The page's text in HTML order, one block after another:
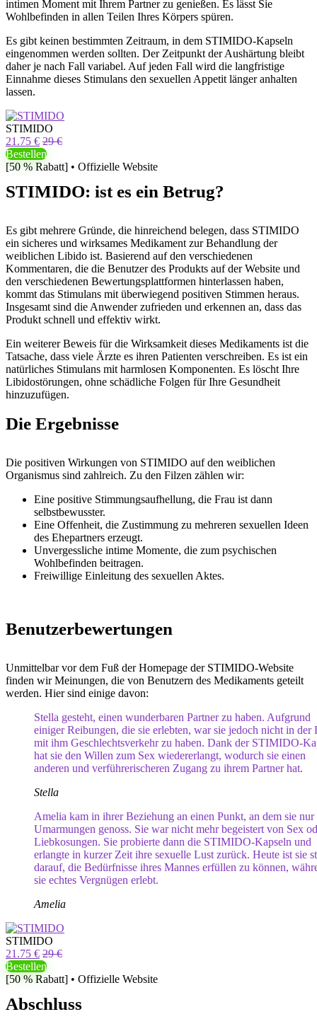
intimen Moment mit Ihrem Partner zu genießen. Es lässt Sie
Wohlbefinden in allen Teilen Ihres Körpers spüren.
Es gibt keinen bestimmten Zeitraum, in dem STIMIDO-Kapseln
eingenommen werden sollten. Der Zeitpunkt der Aushärtung bleibt
daher je nach Fall variabel. Auf jeden Fall wird die langfristige
Einnahme dieses Stimulans den sexuellen Appetit länger anhalten
lassen.
STIMIDO
21.75 € 29 €
Bestellen
[50 % Rabatt] • Offizielle Website
STIMIDO: ist es ein Betrug?
Es gibt mehrere Gründe, die hinreichend belegen, dass STIMIDO
ein sicheres und wirksames Medikament zur Behandlung der
weiblichen Libido ist. Basierend auf den verschiedenen
Kommentaren, die die Benutzer des Produkts auf der Website und
den verschiedenen Bewertungsplattformen hinterlassen haben,
kommt das Stimulans mit überwiegend positiven Stimmen heraus.
Insgesamt sind die Anwender zufrieden und erkennen an, dass das
Produkt schnell und effektiv wirkt.
Ein weiterer Beweis für die Wirksamkeit dieses Medikaments ist die
Tatsache, dass viele Ärzte es ihren Patienten verschreiben. Es ist ein
natürliches Stimulans mit harmlosen Komponenten. Es löscht Ihre
Libidostörungen, ohne schädliche Folgen für Ihre Gesundheit
hinzuzufügen.
Die Ergebnisse
Die positiven Wirkungen von STIMIDO auf den weiblichen
Organismus sind zahlreich. Zu den Filzen zählen wir:
Eine positive Stimmungsaufhellung, die Frau ist dann
selbstbewusster.
Eine Offenheit, die Zustimmung zu mehreren sexuellen Ideen
des Ehepartners erzeugt.
Unvergessliche intime Momente, die zum psychischen
Wohlbefinden beitragen.
Freiwillige Einleitung des sexuellen Aktes.
Benutzerbewertungen
Unmittelbar vor dem Fuß der Homepage der STIMIDO-Website
finden wir Meinungen, die von Benutzern des Medikaments geteilt
werden. Hier sind einige davon:
Stella gesteht, einen wunderbaren Partner zu haben. Aufgrund
einiger Reibungen, die sie erlebten, war sie jedoch nicht in der
mit ihm Geschlechtsverkehr zu haben. Dank der STIMIDO-
hat sie den Willen zum Sex wiedererlangt, wodurch sie einen
anderen und verführerischeren Zugang zu ihrem Partner hat.
Stella
Amelia kam in ihrer Beziehung an einen Punkt, an dem sie nur
Umarmungen genoss. Sie war nicht mehr begeistert von Sex
Liebkosungen. Sie probierte dann die STIMIDO-Kapseln und
erlangte in kurzer Zeit ihre sexuelle Lust zurück. Heute ist sie
darauf, die Bedürfnisse ihres Mannes erfüllen zu können,
sie echtes Vergnügen erlebt.
Amelia
STIMIDO
21.75 € 29 €
Bestellen
[50 % Rabatt] • Offizielle Website
Abschluss